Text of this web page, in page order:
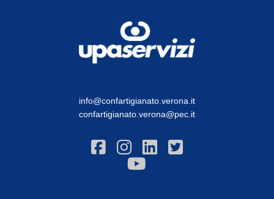
info@confartigianato.verona.it
confartigianato.verona@pec.it